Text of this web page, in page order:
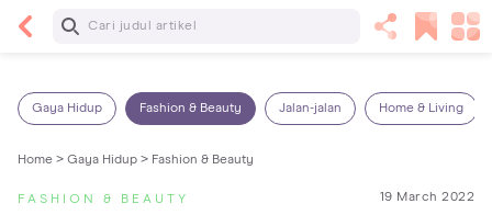
Baca Selanjutnya
Gaya Hidup Fashion & Beauty Jalan-jalan Home & Living
Home > Gaya Hidup > Fashion & Beauty
FASHION & BEAUTY 19 March 2022